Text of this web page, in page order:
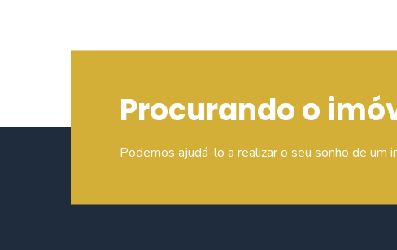
Procurando o
Podemos ajudá-lo a realizar o seu sonho de um